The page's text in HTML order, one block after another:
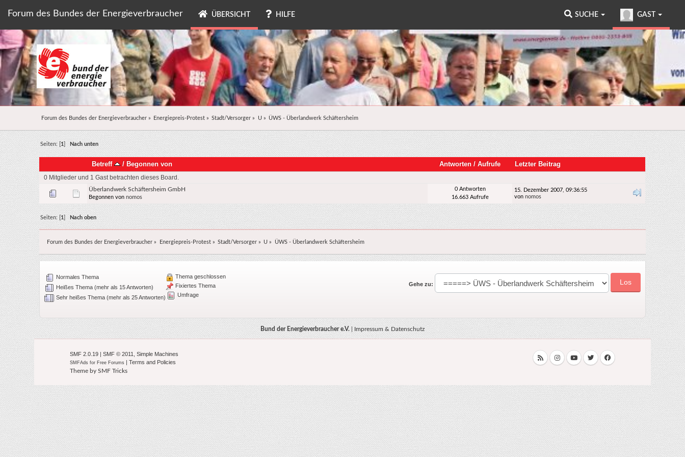
Forum des Bundes der Energieverbraucher ÜBERSICHT HILFE GAST
SUCHE
Forum des Bundes der Energieverbraucher» Energiepreis-Protest » Stadt/Versorger » U» ÜWS - Überlandwerk Schäftersheim
Seiten: [ 1 Nach unten
Betreff /Begonnen von Antworten /Aufrufe Letzter Beitrag
0 Mitglieder und 1 Gast betrachten dieses Board.
Überlandwerk Schäftersheim GmbH
Begonnen vonnomos
0 Antworten
16.663 Aufrufe
15. Dezember 2007, 09:36:55
vonnomos
Seiten: [ 1 Nach oben
Forum des Bundes der Energieverbraucher » Energiepreis-Protest» Stadt/Versorger» U » ÜWS - Überlandwerk Schäftersheim
Gehe zu:
Normales Thema
Heißes Thema (mehr als 15 Antworten)
Sehr heißes Thema (mehr als 25 Antworten)
Thema geschlossen
Fixiertes Thema
Umfrage
Bund der Energieverbraucher e.V. Impressum & Datenschutz
SMF 2.0.19| SMF © 2011 Simple Machines
SMFAds for Free Forums
Terms and Policies
Theme by SMF Tricks